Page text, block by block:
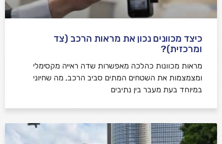
כיצד מכוונים נכון את מראות הרכב (צד
ומרכזית)?
מראות מכוונות כהלכה מאפשרות שדה ראייה מקסימלי
ומצמצמות את השטחים המתים סביב הרכב, מה שחיוני
במיוחד בעת מעבר בין נתיבים